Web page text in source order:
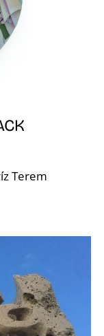
Terem